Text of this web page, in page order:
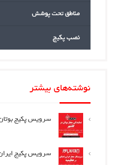
مناطق تحت پوشش
نصب پکیج
نوشته‌های بیشتر
سرویس پکیج
سرویس پکیج